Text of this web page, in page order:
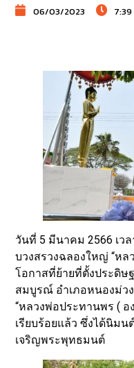
06/03/2023
วันที่ 5 มีนาคม 2566 เว
บวงสรวงฉลองใหญ่ “ห
โอกาสที่ย้ายที่ตั้งประดิ
สมบูรณ์ อำเภอหนองม่ว
“หลวงพ่อประทานพร ( อ
เรียบร้อยแล้ว ซึ่งได้นิม
เจริญพระพุทธมนต์